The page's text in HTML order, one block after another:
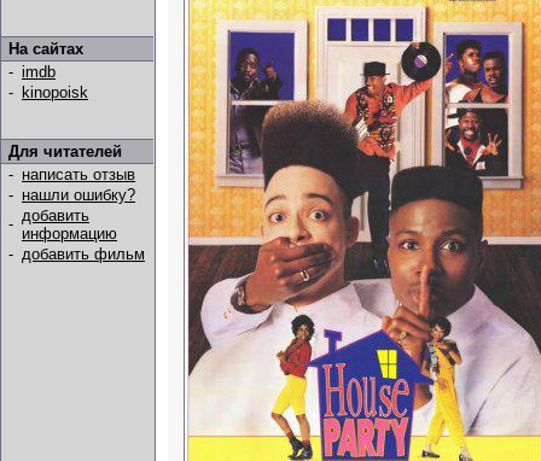
На сайтах
- imdb
- kinopoisk
Для читателей
- написать отзыв
- нашли ошибку?
- добавить
информацию
- добавить фильм